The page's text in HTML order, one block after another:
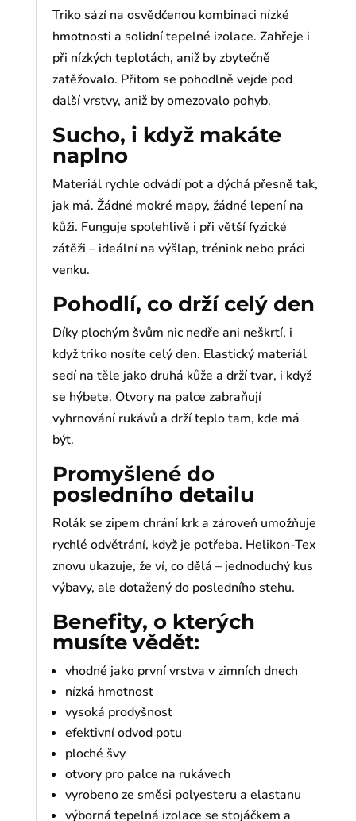
Triko sází na osvědčenou kombinaci nízké
hmotnosti a solidní tepelné izolace. Zahřeje i
při nízkých teplotách, aniž by zbytečně
zatěžovalo. Přitom se pohodlně vejde pod
další vrstvy, aniž by omezovalo pohyb.
Sucho, i když makáte
naplno
Materiál rychle odvádí pot a dýchá přesně tak,
jak má. Žádné mokré mapy, žádné lepení na
kůži. Funguje spolehlivě i při větší fyzické
zátěži – ideální na výšlap, trénink nebo práci
venku.
Pohodlí, co drží celý den
Díky plochým švům nic nedře ani neškrtí, i
když triko nosíte celý den. Elastický materiál
sedí na těle jako druhá kůže a drží tvar, i když
se hýbete. Otvory na palce zabraňují
vyhrnování rukávů a drží teplo tam, kde má
být.
Promyšlené do
posledního detailu
Rolák se zipem chrání krk a zároveň umožňuje
rychlé odvětrání, když je potřeba. Helikon-Tex
znovu ukazuje, že ví, co dělá – jednoduchý kus
výbavy, ale dotažený do posledního stehu.
Benefity, o kterých
musíte vědět:
vhodné jako první vrstva v zimních dnech
nízká hmotnost
vysoká prodyšnost
efektivní odvod potu
ploché švy
otvory pro palce na rukávech
vyrobeno ze směsi polyesteru a elastanu
výborná tepelná izolace se stojáčkem a